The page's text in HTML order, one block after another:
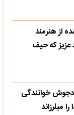
از هنرمند
عزیز که حیف
خوانندگی
میلرزاند